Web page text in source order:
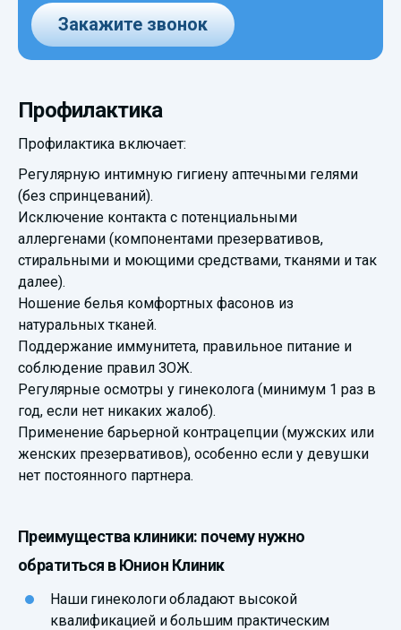
Закажите звонок
Профилактика
Профилактика включает:
Регулярную интимную гигиену аптечными гелями
(без спринцеваний).
Исключение контакта с потенциальными
аллергенами (компонентами презервативов,
стиральными и моющими средствами, тканями и так
далее).
Ношение белья комфортных фасонов из
натуральных тканей.
Поддержание иммунитета, правильное питание и
соблюдение правил ЗОЖ.
Регулярные осмотры у гинеколога (минимум 1 раз в
год, если нет никаких жалоб).
Применение барьерной контрацепции (мужских или
женских презервативов), особенно если у девушки
нет постоянного партнера.
Преимущества клиники: почему нужно
обратиться в Юнион Клиник
Наши гинекологи обладают высокой
квалификацией и большим практическим